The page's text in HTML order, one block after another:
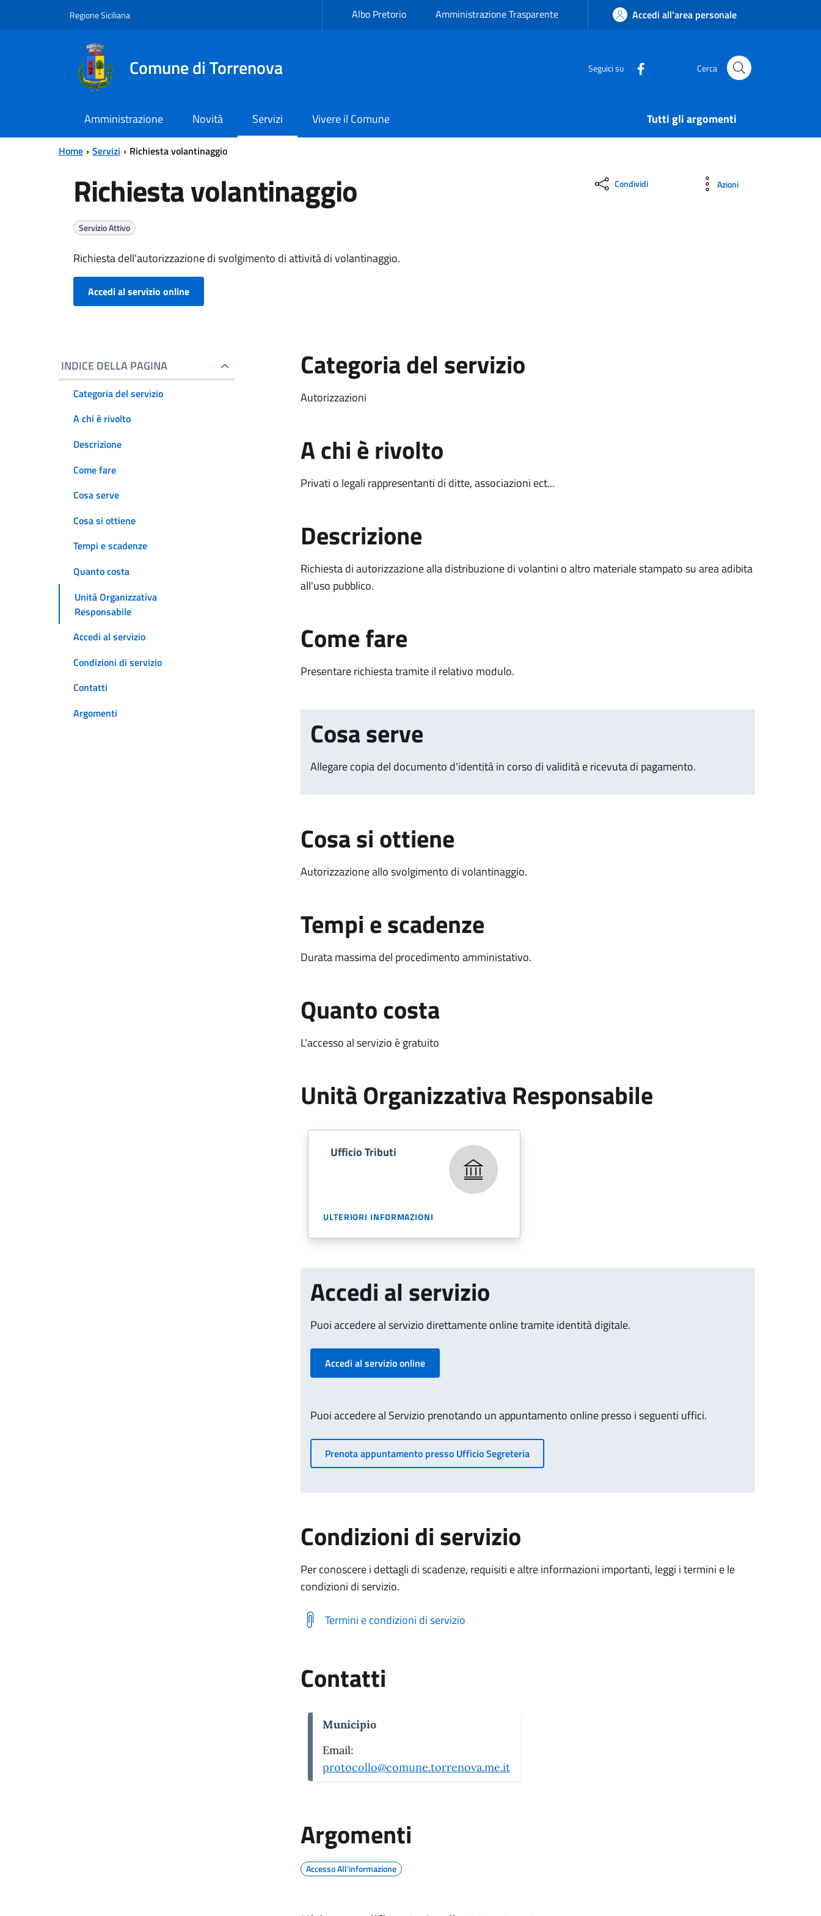
Regione Siciliana Albo Pretorio Amministrazione Trasparente Accedi all'area personale
Comune di Torrenova Seguici su Cerca
Amministrazione Novità Servizi Vivere il Comune Tutti gli argomenti
Home Servizi Richiesta volantinaggio
Richiesta volantinaggio
Servizio Attivo
Richiesta dell'autorizzazione di svolgimento di attività di volantinaggio.
Accedi al servizio online
Condividi Azioni
INDICE DELLA PAGINA
Categoria del servizio
A chi è rivolto
Descrizione
Come fare
Cosa serve
Cosa si ottiene
Tempi e scadenze
Quanto costa
Unità Organizzativa
Responsabile
Accedi al servizio
Condizioni di servizio
Contatti
Argomenti
Categoria del servizio
Autorizzazioni
A chi è rivolto
Privati o legali rappresentanti di ditte, associazioni ect...
Descrizione
Richiesta di autorizzazione alla distribuzione di volantini o altro materiale stampato su area adibita
all'uso pubblico.
Come fare
Presentare richiesta tramite il relativo modulo.
Cosa serve
Allegare copia del documento d'identità in corso di validità e ricevuta di pagamento.
Cosa si ottiene
Autorizzazione allo svolgimento di volantinaggio.
Tempi e scadenze
Durata massima del procedimento amministativo.
Quanto costa
L'accesso al servizio è gratuito
Unità Organizzativa Responsabile
Ufficio Tributi
ULTERIORI INFORMAZIONI
Accedi al servizio
Puoi accedere al servizio direttamente online tramite identità digitale.
Accedi al servizio online
Puoi accedere al Servizio prenotando un appuntamento online presso i seguenti uffici.
Prenota appuntamento presso Ufficio Segreteria
Condizioni di servizio
Per conoscere i dettagli di scadenze, requisiti e altre informazioni importanti, leggi i termini e le
condizioni di servizio.
Termini e condizioni di servizio
Contatti
Municipio
Email:
protocollo@comune.torrenova.me.it
Argomenti
Accesso All'informazione